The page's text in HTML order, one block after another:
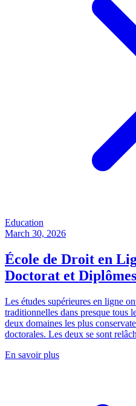
Education
March 30, 2026
École de Droit en
Doctorat et
Les études supérieures en ligne
traditionnelles dans presque tous
deux domaines les plus
doctorales. Les deux se sont
En savoir plus